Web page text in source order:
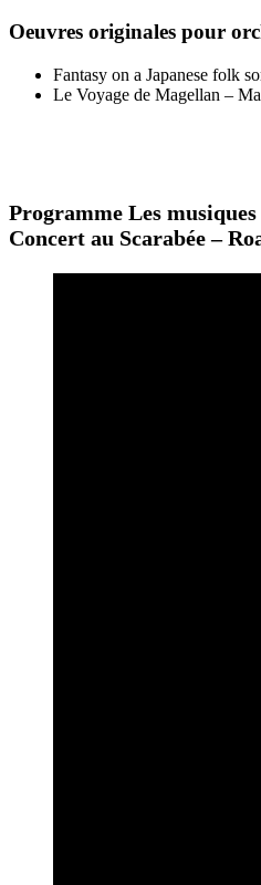
Oeuvres originales pour
Fantasy on a Japanese folk
Le Voyage de Magellan –
Programme Les
Concert au Scarabée –